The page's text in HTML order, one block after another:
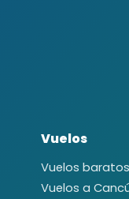
Vuelos
Vuelos baratos
Vuelos a